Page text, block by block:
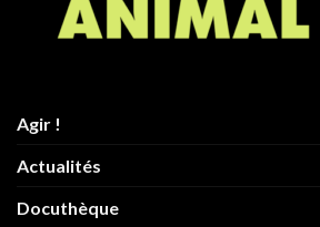
Agir !
Actualités
Docuthèque